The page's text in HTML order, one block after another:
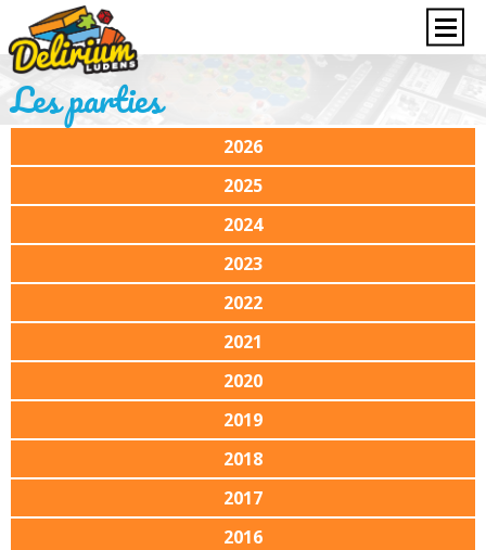
Les parties
2026
2025
2024
2023
2022
2021
2020
2019
2018
2017
2016